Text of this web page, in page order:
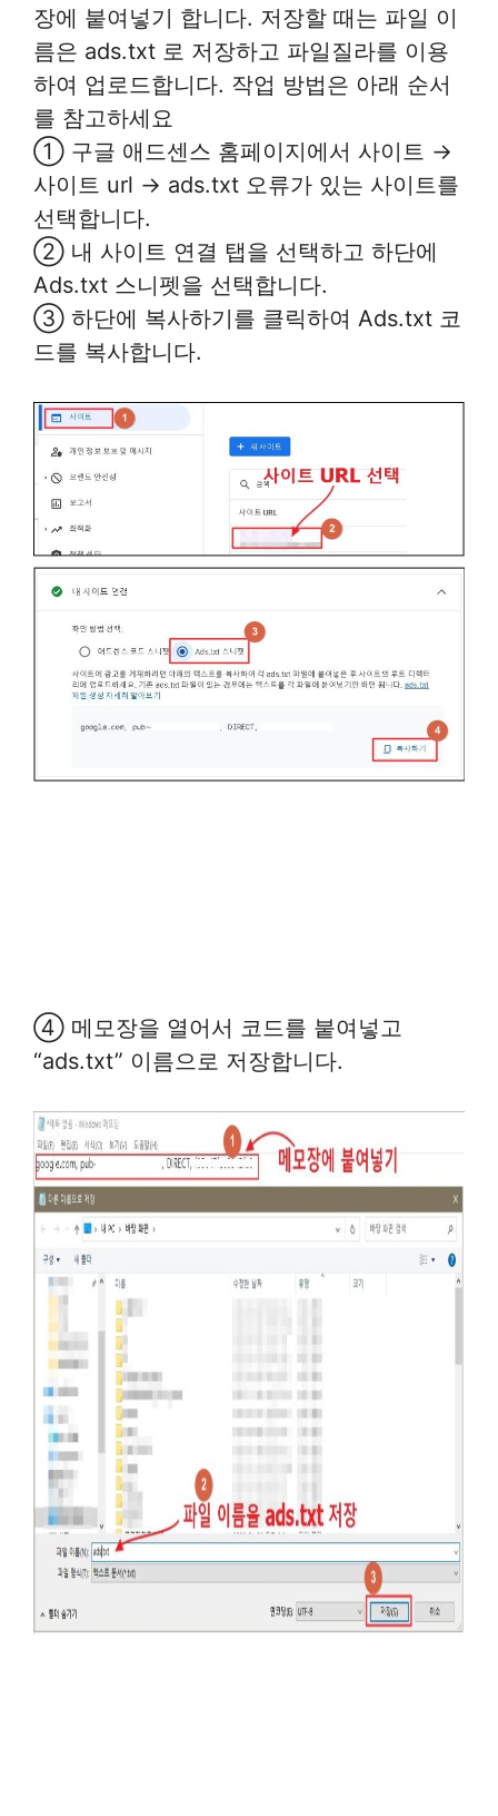
장에 붙여넣기 합니다. 저장할 때는 파일 이
름은 ads.txt 로 저장하고 파일질라를 이용
하여 업로드합니다. 작업 방법은 아래 순서
를 참고하세요
① 구글 애드센스 홈페이지에서 사이트 →
사이트 url → ads.txt 오류가 있는 사이트를
선택합니다.
② 내 사이트 연결 탭을 선택하고 하단에
Ads.txt 스니펫을 선택합니다.
③ 하단에 복사하기를 클릭하여 Ads.txt 코
드를 복사합니다.
④ 메모장을 열어서 코드를 붙여넣고
“ads.txt” 이름으로 저장합니다.